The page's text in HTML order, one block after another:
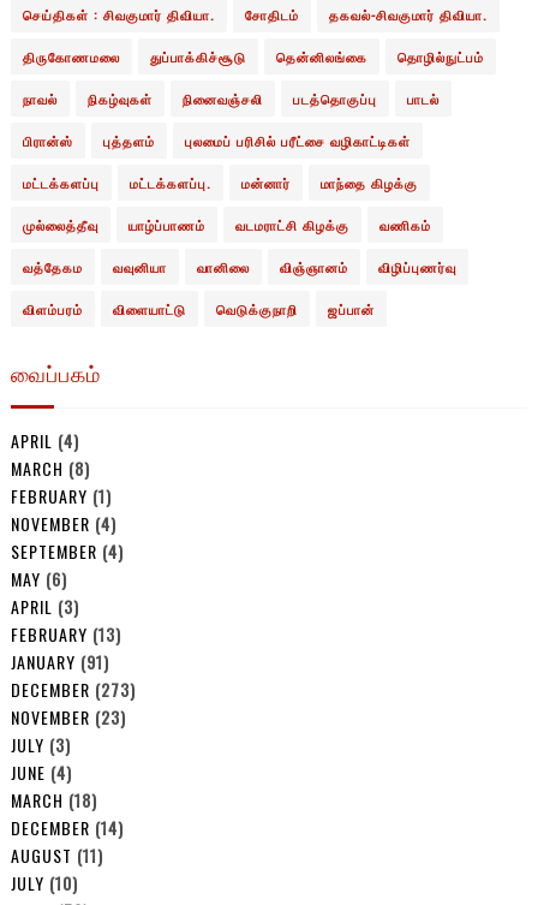
செய்திகள் : சிவகுமார் திவியா. சோதிடம் தகவல்-சிவகுமார் திவியா.
திருகோணமலை துப்பாக்கிச்சூடு தென்னிலங்கை தொழில்நுட்பம்
நாவல் நிகழ்வுகள் நினைவஞ்சலி படத்தொகுப்பு பாடல்
பிரான்ஸ் புத்தளம் புலமைப் பரிசில் பரீட்சை வழிகாட்டிகள்
மட்டக்களப்பு மட்டக்களப்பு. மன்னார் மாந்தை கிழக்கு
முல்லைத்தீவு யாழ்ப்பாணம் வடமராட்சி கிழக்கு வணிகம்
வத்தேகம வவுனியா வானிலை விஞ்ஞானம் விழிப்புணர்வு
விளம்பரம் விளையாட்டு வெடுக்குநாறி ஜப்பான்
வைப்பகம்
APRIL (4)
MARCH (8)
FEBRUARY (1)
NOVEMBER (4)
SEPTEMBER (4)
MAY (6)
APRIL (3)
FEBRUARY (13)
JANUARY (91)
DECEMBER (273)
NOVEMBER (23)
JULY (3)
JUNE (4)
MARCH (18)
DECEMBER (14)
AUGUST (11)
JULY (10)